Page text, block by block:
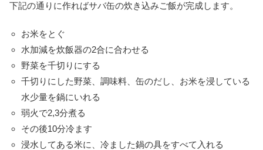
下記の通りに作ればサバ缶の炊き込みご飯が完成します。
お米をとぐ
水加減を炊飯器の2合に合わせる
野菜を千切りにする
千切りにした野菜、調味料、缶のだし、お米を浸している
水少量を鍋にいれる
弱火で2,3分煮る
その後10分冷ます
浸水してある米に、冷ました鍋の具をすべて入れる